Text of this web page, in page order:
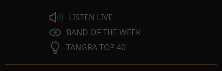
LISTEN LIVE
BAND OF THE WEEK
TANGRA TOP 40